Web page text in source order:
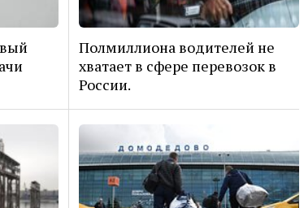
Полмиллиона водителей не
хватает в сфере перевозок в
России.